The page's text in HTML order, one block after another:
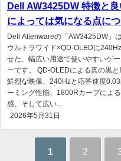
Dell AW3425DW 特徴と良
によっては気になる点につ
Dell Alienwareの「AW3425DW」
ウルトラワイド×QD-OLEDに
せた、幅広い用途で使いやすいゲ
ーです。 QD-OLEDによる真の黒と
鮮烈な映像、240Hzと応答速度
ーミング性能、1800Rカーブによ
感、そして広い...
2026年5月31日
1 2